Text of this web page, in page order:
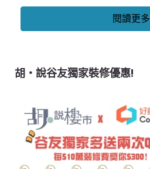
閱讀更多
胡‧說谷友獨家裝修優惠!